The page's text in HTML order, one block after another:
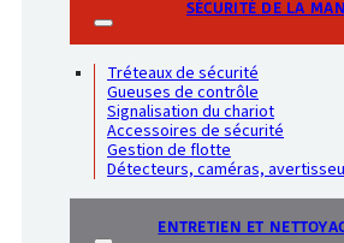
SÉCURITÉ DE LA
Tréteaux de sécurité
Gueuses de contrôle
Signalisation du chariot
Accessoires de sécurité
Gestion de flotte
Détecteurs, caméras,
ENTRETIEN ET